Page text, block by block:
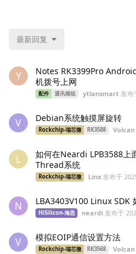
最新回复
Y
Notes RK3399Pro
机拨号上网
配件 通讯模组 ytlansmart发布
V Debian系统触摸屏旋转
Rockchip-瑞芯微 RK3588 Volcan
L
如何在Neardi LPB3588上
Thread系统
Rockchip-瑞芯微 Linx 发布于
N LBA3403V100 Linux SDK
HiSilicon-海思 neardi 发布于
V 模拟EOIP通信设置方法
Rockchip-瑞芯微 RK3568 Volcan